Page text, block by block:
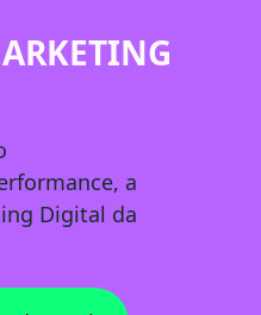
, a
Digital da